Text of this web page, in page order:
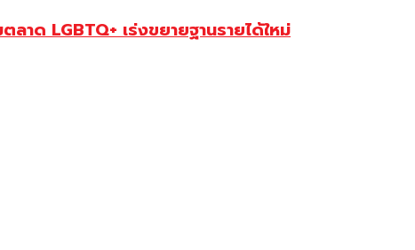
าด LGBTQ+ เร่งขยายฐานรายได้ใหม่